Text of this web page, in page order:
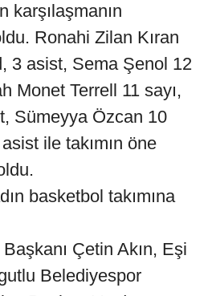
karşılaşmanın
Ronahi Zilan Kıran
3 asist, Sema Şenol 12
Monet Terrell 11 sayı,
Sümeyya Özcan 10
ile takımın öne
basketbol takımına
Çetin Akın, Eşi
Belediyespor